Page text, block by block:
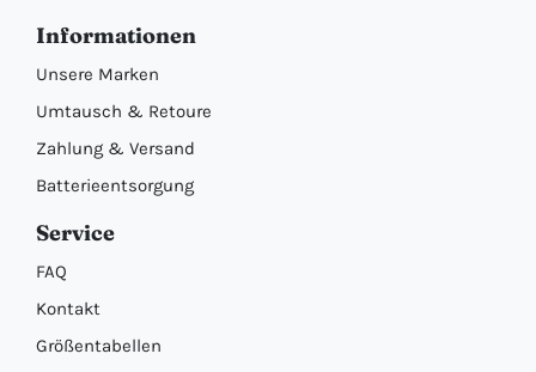
Informationen
Unsere Marken
Umtausch & Retoure
Zahlung & Versand
Batterieentsorgung
Service
FAQ
Kontakt
Größentabellen